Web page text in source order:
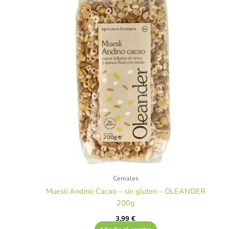
Cereales
Muesli Andino Cacao – sin gluten – OLEANDER
200g
3,99€